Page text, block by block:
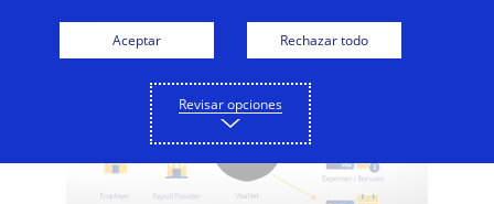
Aceptar Rechazar todo
Revisar opciones